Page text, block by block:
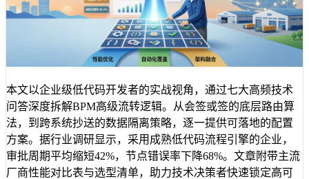
本文以企业级低代码开发者的实战视角，通过七大高频技术
问答深度拆解BPM高级流转逻辑。从会签或签的底层路由算
法，到跨系统抄送的数据隔离策略，逐一提供可落地的配置
方案。据行业调研显示，采用成熟低代码流程引擎的企业，
审批周期平均缩短42%，节点错误率下降68%。文章附带主流
厂商性能对比表与选型清单，助力技术决策者快速锁定高可